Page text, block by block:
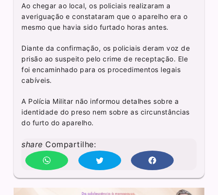
Ao chegar ao local, os policiais realizaram a
averiguação e constataram que o aparelho era o
mesmo que havia sido furtado horas antes.
Diante da confirmação, os policiais deram voz de
prisão ao suspeito pelo crime de receptação. Ele
foi encaminhado para os procedimentos legais
cabíveis.
A Polícia Militar não informou detalhes sobre a
identidade do preso nem sobre as circunstâncias
do furto do aparelho.
share Compartilhe: